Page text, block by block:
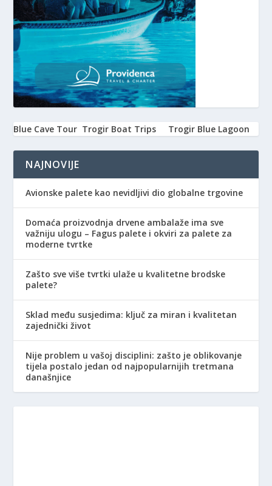
Blue Cave Tour Trogir Boat Trips Trogir Blue Lagoon
NAJNOVIJE
Avionske palete kao nevidljivi dio globalne trgovine
Domaća proizvodnja drvene ambalaže ima sve
važniju ulogu – Fagus palete i okviri za palete za
moderne tvrtke
Zašto sve više tvrtki ulaže u kvalitetne brodske
palete?
Sklad među susjedima: ključ za miran i kvalitetan
zajednički život
Nije problem u vašoj disciplini: zašto je oblikovanje
tijela postalo jedan od najpopularnijih tretmana
današnjice